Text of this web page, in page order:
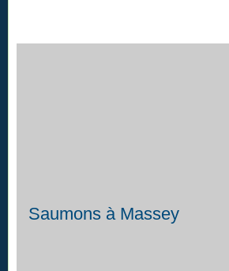
Saumons à Massey